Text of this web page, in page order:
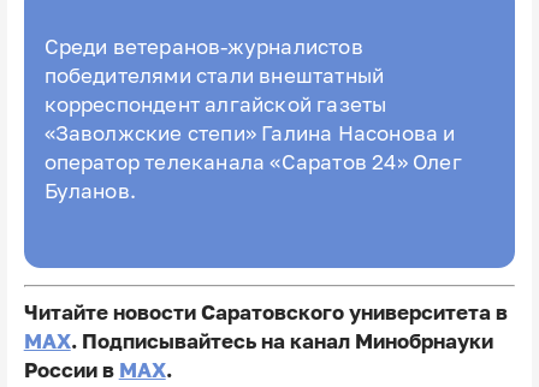
Среди ветеранов-журналистов
победителями стали внештатный
корреспондент алгайской газеты
«Заволжские степи» Галина Насонова и
оператор телеканала «Саратов 24» Олег
Буланов.
Читайте новости Саратовского университета в
MAX. Подписывайтесь на канал Минобрнауки
России в MAX.